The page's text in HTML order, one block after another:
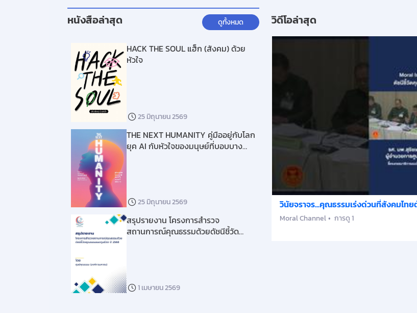
หนังสือล่าสุด ดูทั้งหมด
HACK THE SOUL แฮ็ก (สังคม) ด้วย
หัวใจ
25 มิถุนายน 2569
THE NEXT HUMANITY คู่มืออยู่กับโลก
ยุค AI กับหัวใจของมนุษย์ที่บอบบาง
25 มิถุนายน 2569
สรุปรายงาน โครงการสำรวจ
สถานการณ์คุณธรรมด้วยดัชนีชี้วัด
1 เมษายน 2569
วิดีโอล่าสุด
วินัยจราจร...คุณธรรมเร่งด่วนที่สังคมไท
Moral Channel การดู 1